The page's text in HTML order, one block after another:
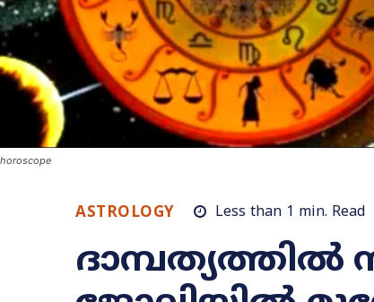
horoscope
ASTROLOGY Less than 1 min. Read